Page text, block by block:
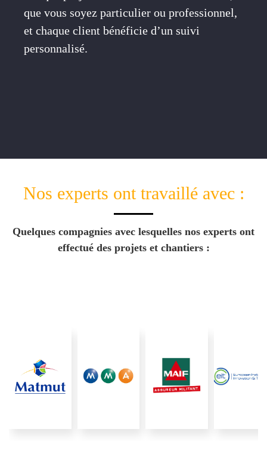
que vous soyez particulier ou professionnel,
et chaque client bénéficie d’un suivi
personnalisé.
Nos experts ont travaillé avec :
Quelques compagnies avec lesquelles nos experts ont
effectué des projets et chantiers :